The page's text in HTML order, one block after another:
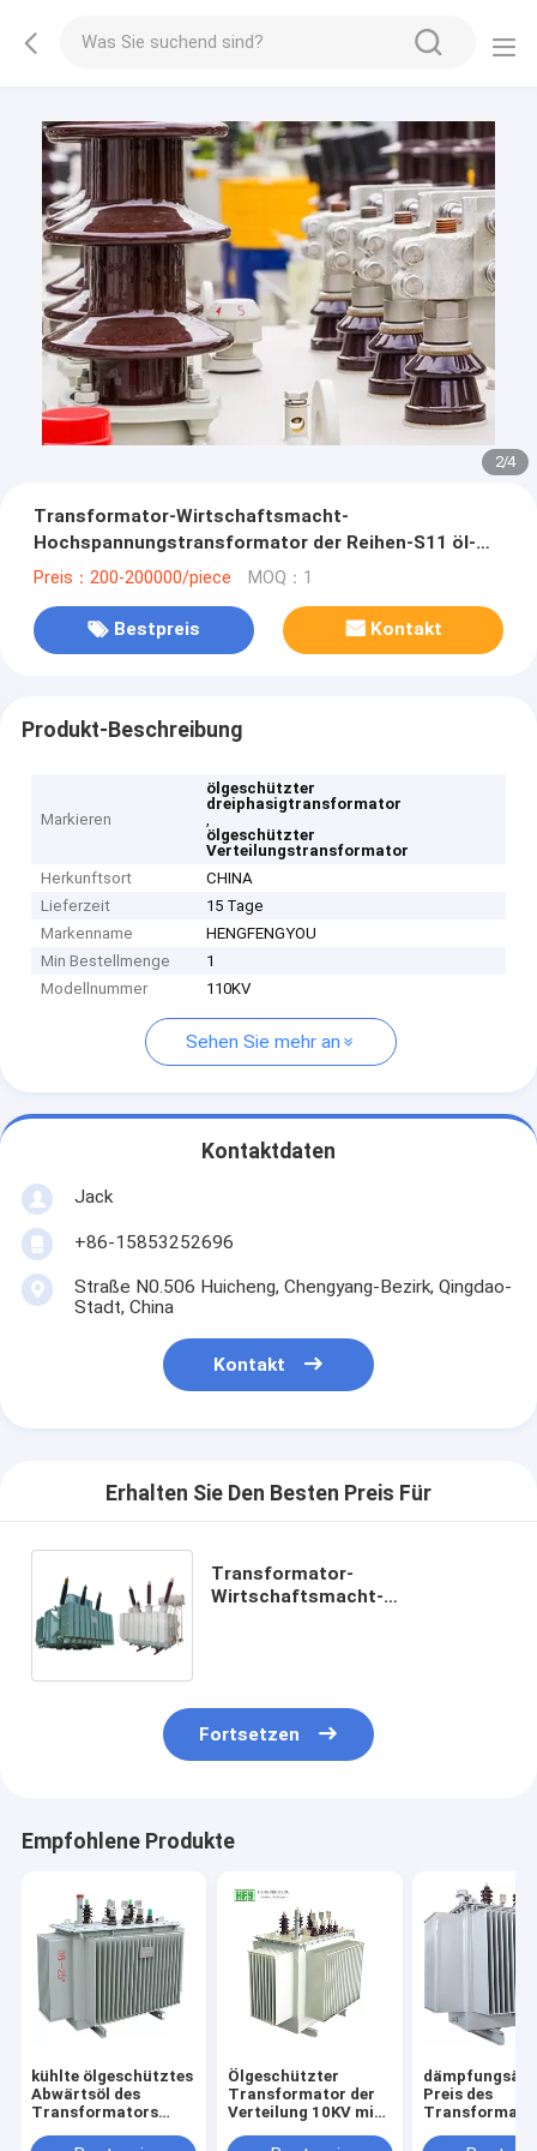
2/4
Transformator-Wirtschaftsmacht-
Hochspannungstransformator der Reihen-S11 öl-
gefüllter
Preis：200-200000/piece MOQ：1
Bestpreis Kontakt
Produkt-Beschreibung
Markieren
ölgeschützter
dreiphasigtransformator
,
ölgeschützter
Verteilungstransformator
Herkunftsort
CHINA
Lieferzeit
15 Tage
Markenname
HENGFENGYOU
Min Bestellmenge
1
Modellnummer
110KV
Sehen Sie mehr an
Kontaktdaten
Jack
+86-15853252696
Straße N0.506 Huicheng, Chengyang-Bezirk, Qingdao-
Stadt, China
Kontakt
Erhalten Sie Den Besten Preis Für
Transformator-
Wirtschaftsmacht-
Fortsetzen
Empfohlene Produkte
kühlte ölgeschütztes
Abwärtsöl des
Transformators
Ölgeschützter
Transformator der
Verteilung 10KV mit
Preis des